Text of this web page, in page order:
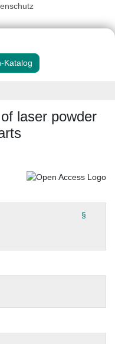
Katalog
laser powder
§